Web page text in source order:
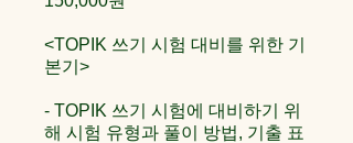
<TOPIK 쓰기 시험 대비를 위한 기
본기>
- TOPIK 쓰기 시험에 대비하기 위
해 시험 유형과 풀이 방법, 기출 표